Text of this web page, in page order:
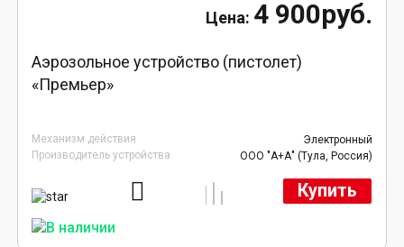
4 900руб.
Аэрозольное устройство (пистолет)
«Премьер»
Механизм действия
Электронный
Производитель устройства
ООО "А+А" (Тула, Россия)
Купить